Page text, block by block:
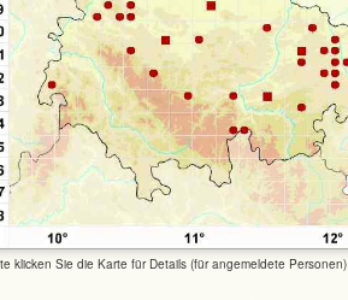
klicken Sie die Karte für Details (für angemeldete Personen)